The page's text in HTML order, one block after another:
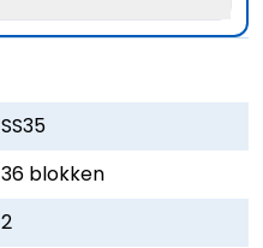
SS35
36 blokken
2